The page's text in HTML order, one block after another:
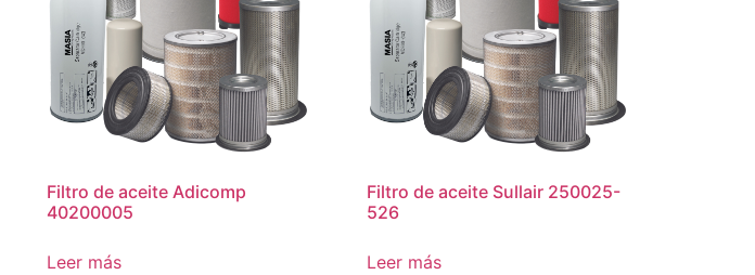
Filtro de aceite Adicomp
40200005
Leer más
Filtro de aceite Sullair 250025-
526
Leer más